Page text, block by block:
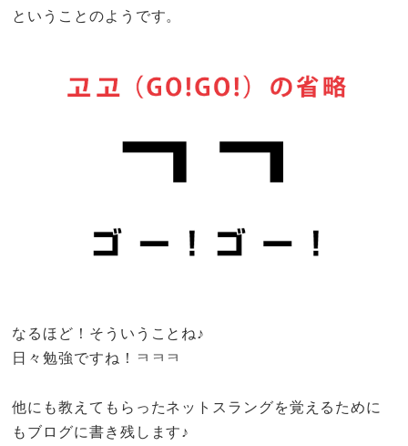
ということのようです。
なるほど！そういうことね♪
日々勉強ですね！ㅋㅋㅋ
他にも教えてもらったネットスラングを覚えるために
もブログに書き残します♪